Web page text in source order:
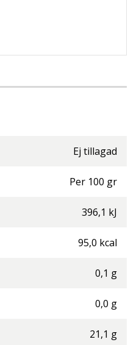
Ej tillagad
Per 100 gr
396,1 kJ
95,0 kcal
0,1 g
0,0 g
21,1 g